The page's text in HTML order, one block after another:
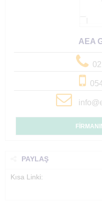
AEA
PAYLAŞ
Kısa Linki: